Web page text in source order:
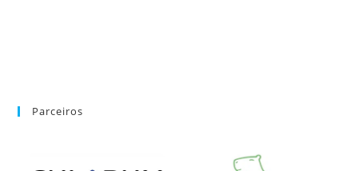
Parceiros